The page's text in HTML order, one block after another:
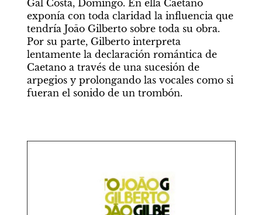
Gal Costa, Domingo. En ella Caetano
exponía con toda claridad la influencia que
tendría Joāo Gilberto sobre toda su obra.
Por su parte, Gilberto interpreta
lentamente la declaración romántica de
Caetano a través de una sucesión de
arpegios y prolongando las vocales como si
fueran el sonido de un trombón.